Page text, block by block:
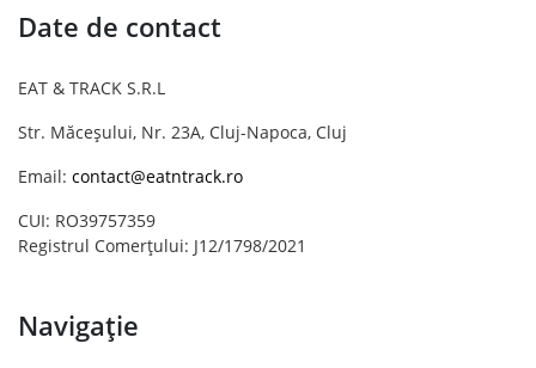
Date de contact
EAT & TRACK S.R.L
Str. Măceșului, Nr. 23A, Cluj-Napoca, Cluj
Email: contact@eatntrack.ro
CUI: RO39757359
Registrul Comerțului: J12/1798/2021
Navigație